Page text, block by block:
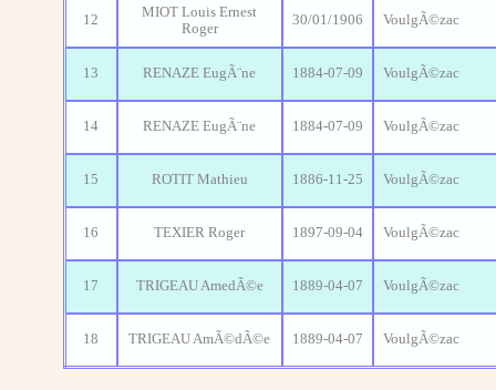
12
MIOT Louis Ernest
Roger
30/01/1906 VoulgÃ©zac
13 RENAZE EugÃ¨ne 1884-07-09 VoulgÃ©zac
14 RENAZE EugÃ¨ne 1884-07-09 VoulgÃ©zac
15 ROTIT Mathieu 1886-11-25 VoulgÃ©zac
16 TEXIER Roger 1897-09-04 VoulgÃ©zac
17 TRIGEAU AmedÃ©e 1889-04-07 VoulgÃ©zac
18 TRIGEAU AmÃ©dÃ©e 1889-04-07 VoulgÃ©zac